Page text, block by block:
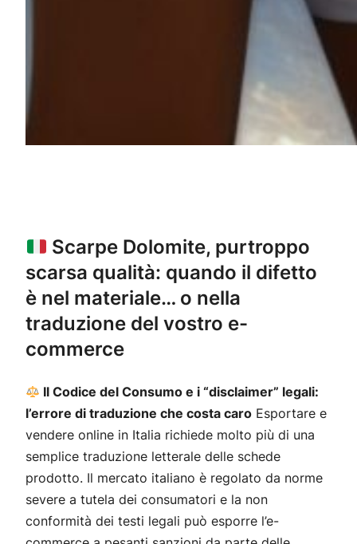
Scarpe Dolomite, purtroppo
scarsa qualità: quando il difetto
è nel materiale… o nella
traduzione del vostro e-
commerce
Il Codice del Consumo e i “disclaimer” legali:
l’errore di traduzione che costa caro Esportare e
vendere online in Italia richiede molto più di una
semplice traduzione letterale delle schede
prodotto. Il mercato italiano è regolato da norme
severe a tutela dei consumatori e la non
conformità dei testi legali può esporre l’e-